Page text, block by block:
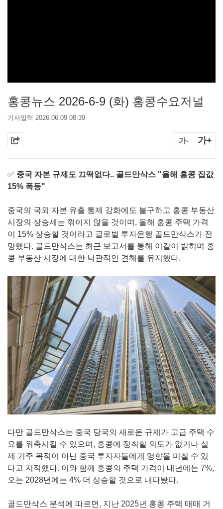
홍콩뉴스 2026-6-9 (화) 홍콩수요저널
기사입력 2026.06.09 08:39
가- 가+
✅ 중국 자본 규제도 끄떡없다.. 골드만삭스 "올해 홍콩 집값
15% 폭등"
중국의 국외 자본 유출 통제 강화에도 불구하고 홍콩 부동산
시장의 상승세는 꺾이지 않을 것이며, 올해 홍콩 주택 가격
이 15% 상승할 것이라고 글로벌 투자은행 골드만삭스가 전
망했다. 골드만삭스는 최근 보고서를 통해 이같이 밝히며 홍
콩 부동산 시장에 대한 낙관적인 견해를 유지했다.
다만 골드만삭스는 중국 당국의 새로운 규제가 고급 주택 수
요를 위축시킬 수 있으며, 홍콩에 정착할 의도가 없거나 실
제 거주 목적이 아닌 중국 투자자들에게 영향을 미칠 수 있
다고 지적했다. 이와 함께 홍콩의 주택 가격이 내년에는 7%,
오는 2028년에는 4% 더 상승할 것으로 내다봤다.
골드만삭스 분석에 따르면, 지난 2025년 홍콩 주택 매매 거